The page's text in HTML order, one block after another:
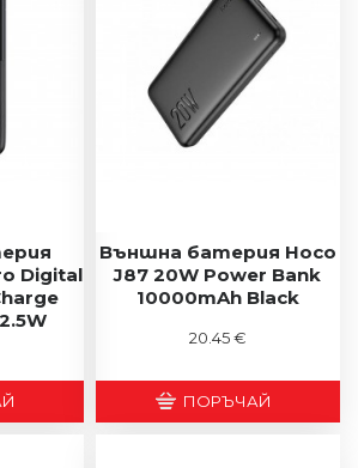
Digital
Външна батерия Hoco
J87 20W Power Bank
10000mAh Black
20.45 €
ПОРЪЧАЙ